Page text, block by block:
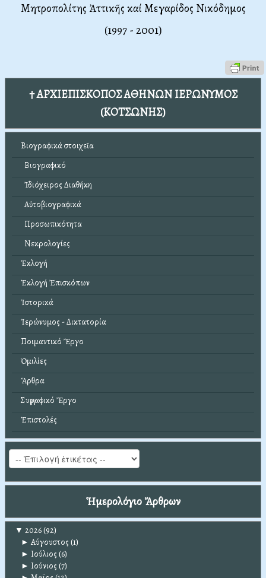
Μητροπολίτης Ἀττικῆς καί Μεγαρίδος Νικόδημος
(1997 - 2001)
† ΑΡΧΙΕΠΙΣΚΟΠΟΣ ΑΘΗΝΩΝ ΙΕΡΩΝΥΜΟΣ
(ΚΟΤΣΩΝΗΣ)
Βιογραφικά στοιχεῖα
Βιογραφικό
Ἰδιόχειρος Διαθήκη
Αὐτοβιογραφικά
Προσωπικότητα
Νεκρολογίες
Ἐκλογή
Ἐκλογή Ἐπισκόπων
Ἱστορικά
Ἱερώνυμος - Δικτατορία
Ποιμαντικό Ἔργο
Ὁμιλίες
Ἄρθρα
Συγγραφικό Ἔργο
Ἐπιστολές
Ἡμερολόγιο Ἄρθρων
▼ 2026(92)
► Αύγουστος (1)
► Ιούλιος (6)
► Ιούνιος (7)